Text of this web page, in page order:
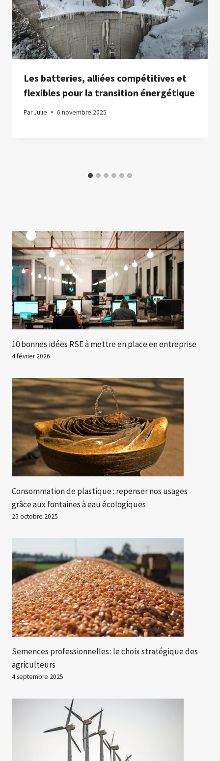
Les batteries, alliées compétitives et
flexibles pour la transition énergétique
ParJulie 6 novembre 2025
10 bonnes idées RSE à mettre en place en entreprise
4 février 2026
Consommation de plastique : repenser nos usages
grâce aux fontaines à eau écologiques
25 octobre 2025
Semences professionnelles : le choix stratégique des
agriculteurs
4 septembre 2025